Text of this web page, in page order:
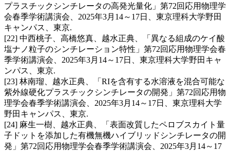
プラスチックシンチレータの高発光量化」第72回応用物理学
会春季学術講演会、2025年3月14～17日、東京理科大学野田
キャンパス、東京.
[22] 中西桃子、高橋悠真、越水正典、「異なる組成のケイ酸
塩ナノ粒子のシンチレーション特性」第72回応用物理学会春
季学術講演会、2025年3月14～17日、東京理科大学野田キャ
ンパス、東京.
[23] 林南瑠、越水正典、「RIを含有する水溶液を混合可能な
紫外線硬化プラスチックシンチレータの開発」第72回応用物
理学会春季学術講演会、2025年3月14～17日、東京理科大学
野田キャンパス、東京.
[24] 麻生一樹、越水正典、「表面改質したペロブスカイト量
子ドットを添加した有機無機ハイブリッドシンチレータの開
発」第72回応用物理学会春季学術講演会、2025年3月14～17